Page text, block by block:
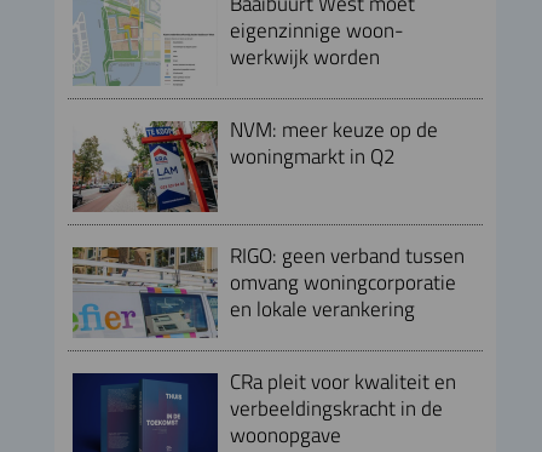
eigenzinnige woon-
werkwijk worden
NVM: meer keuze op de
woningmarkt in Q2
RIGO: geen verband tussen
omvang woningcorporatie
en lokale verankering
CRa pleit voor kwaliteit en
verbeeldingskracht in de
woonopgave